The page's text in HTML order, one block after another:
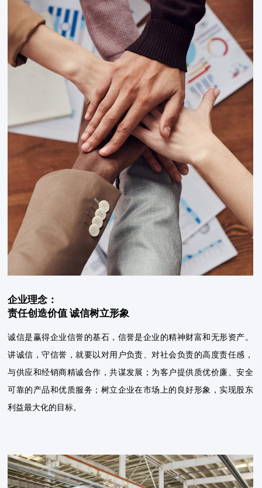
企业理念：
责任创造价值 诚信树立形象
诚信是赢得企业信誉的基石，信誉是企业的精神财富和无形资产。
讲诚信，守信誉，就要以对用户负责、对社会负责的高度责任感，
与供应和经销商精诚合作，共谋发展；为客户提供质优价廉、安全
可靠的产品和优质服务；树立企业在市场上的良好形象，实现股东
利益最大化的目标。